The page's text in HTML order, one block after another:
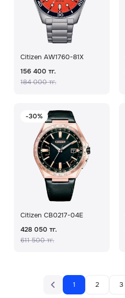
Citizen AW1760-81X
156 400 тг.
184 000 тг.
-30%
Citizen CB0217-04E
428 050 тг.
611 500 тг.
1 2 3